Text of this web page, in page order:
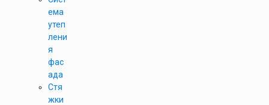
ема
утеп
лени
я
фас
ада
Стя
жки